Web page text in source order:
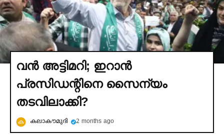
വന്‍ അട്ടിമറി; ഇറാന്‍
പ്രസിഡന്റിനെ സൈന്യം
തടവിലാക്കി?
കലാകൗമുദി 2 months ago